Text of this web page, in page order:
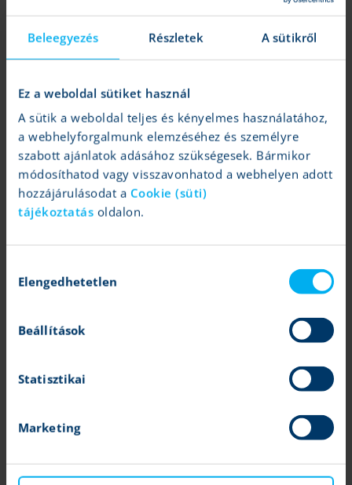
Beleegyezés Részletek A sütikről
Ez a weboldal sütiket használ
A sütik a weboldal teljes és kényelmes használatához,
a webhelyforgalmunk elemzéséhez és személyre
szabott ajánlatok adásához szükségesek. Bármikor
módosíthatod vagy visszavonhatod a webhelyen adott
hozzájárulásodat a Cookie (süti)
tájékoztatás oldalon.
kiválasztása
Elengedhetetlen
Beállítások
Statisztikai
Marketing
tőkeáttételes kereskedés
pre-market kereskedés
kereskedj már nyitás előtt egyes amerikai piacokon
mellett